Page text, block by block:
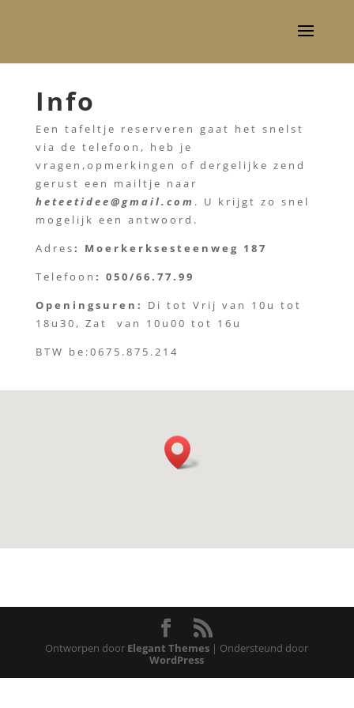
Info
Een tafeltje reserveren gaat het snelst
via de telefoon, heb je
vragen,opmerkingen of dergelijke zend
gerust een mailtje naar
heteetidee@gmail.com . U krijgt zo snel
mogelijk een antwoord.
Adres : Moerkerksesteenweg 187
Telefoon : 050/66.77.99
Openingsuren:
Di tot Vrij van 10u tot
18u30, Zat van 10u00 tot 16u
BTW be:0675.875.214
Ontworpen door Elegant Themes | Ondersteund door
WordPress